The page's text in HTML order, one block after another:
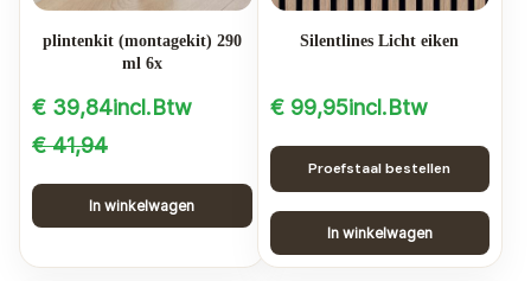
plintenkit (montagekit) 290
ml 6x
€41,94
Oorspronkelijke
prijs
was:
€ 39,84
Huidige
prijs
is:
incl.Btw
In winkelwagen
Silentlines Licht eiken
€99,95incl.Btw
Proefstaal bestellen
In winkelwagen